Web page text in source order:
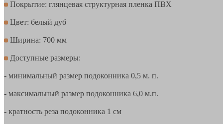
Покрытие: глянцевая структурная пленка ПВХ
Цвет: белый дуб
Ширина: 700 мм
Доступные размеры:
- минимальный размер подоконника 0,5 м. п.
- максимальный размер подоконника 6,0 м.п.
- кратность реза подоконника 1 см